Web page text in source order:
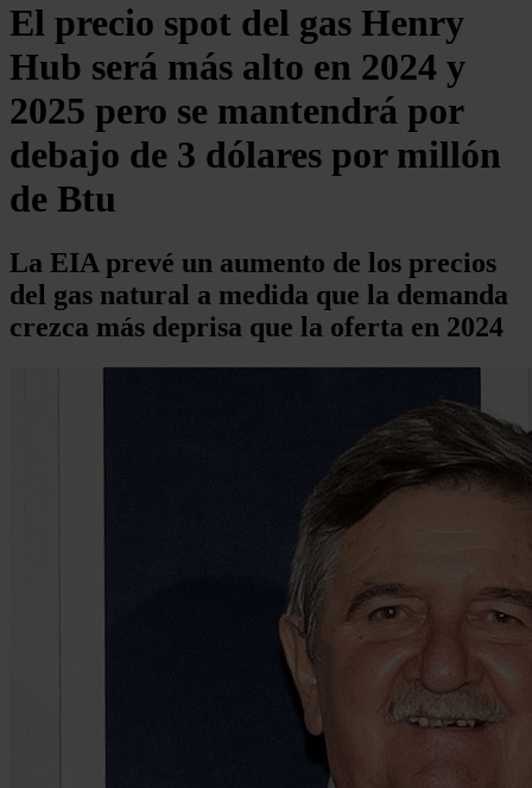
El precio spot del gas Henry
Hub será más alto en 2024 y
2025 pero se mantendrá por
debajo de 3 dólares por millón
de Btu
La EIA prevé un aumento de los precios
del gas natural a medida que la demanda
crezca más deprisa que la oferta en 2024